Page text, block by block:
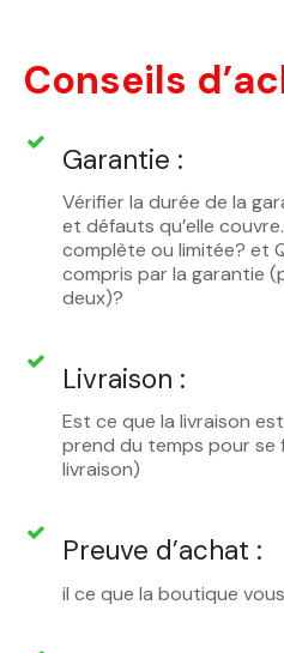
Conseils
Garantie :
Vérifier la durée de la
et défauts qu’elle
complète ou limitée? et
compris par la garantie
deux)?
Livraison :
Est ce que la livraison
prend du temps pour se
livraison)
Preuve d’achat :
il ce que la boutique